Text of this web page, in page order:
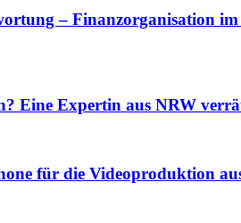
– Finanzorganisation
Eine Expertin aus NRW
für die Videoproduktion